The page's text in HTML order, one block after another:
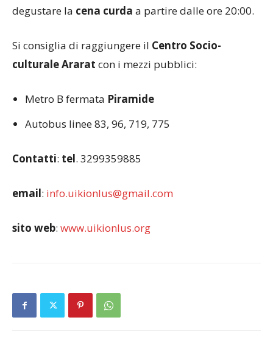
degustare la cena curda a partire dalle ore 20:00.
Si consiglia di raggiungere il Centro Socio-
culturale Ararat con i mezzi pubblici:
Metro B fermata Piramide
Autobus linee 83, 96, 719, 775
Contatti: tel. 3299359885
email: info.uikionlus@gmail.com
sito web: www.uikionlus.org